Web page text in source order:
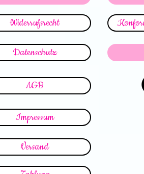
Widerrufsrecht
Datenschutz
AGB
Impressum
Versand